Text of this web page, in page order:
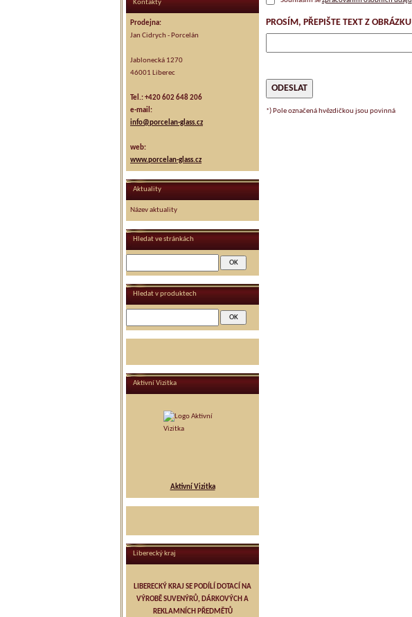
PROSÍM, PŘEPIŠTE TEXT Z OBRÁZKU
*) Pole označená hvězdičkou jsou povinná
Kontakty
Prodejna:
Jan Cidrych - Porcelán
Jablonecká 1270
46001 Liberec
Tel.: +420 602 648 206
e-mail:
info@porcelan-glass.cz
web:
www.porcelan-glass.cz
Aktuality
Název aktuality
Hledat ve stránkách
Hledat v produktech
Aktivní Vizitka
Aktivní Vizitka
Liberecký kraj
LIBERECKÝ KRAJ SE PODÍLÍ DOTACÍ NA
VÝROBĚ SUVENÝRŮ, DÁRKOVÝCH A
REKLAMNÍCH PŘEDMĚTŮ